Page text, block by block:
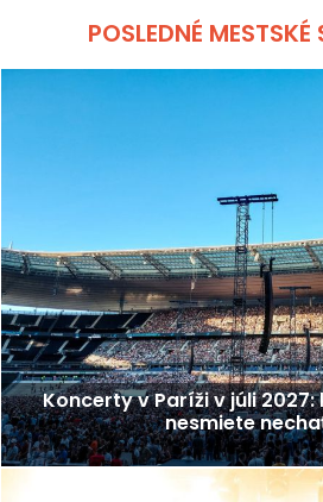
POSLEDNÉ MESTSKÉ
Koncerty v Paríži v júli
nesmiete